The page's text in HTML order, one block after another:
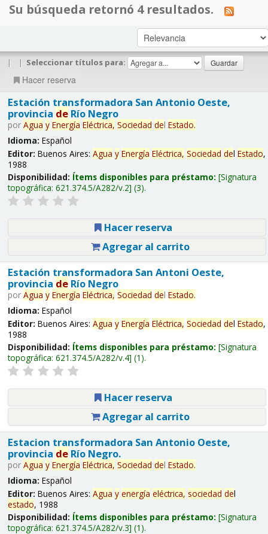
Su búsqueda retornó 4 resultados.
| | Seleccionar títulos para:
Hacer reserva
Estación transformadora San Antonio Oeste,
provincia deRío Negro
por Agua y Energía Eléctrica, Sociedad del Estado.
Idioma: Español
Editor: Buenos Aires: Agua y Energía Eléctrica, Sociedad del Estado,
1988
Disponibilidad: Ítems disponibles para préstamo: Signatura
topográfica: 621.374.5/A282/v.2 (3).
Hacer reserva
Agregar al carrito
Estación transformadora San Antoni Oeste,
provincia deRío Negro
por Agua y Energía Eléctrica, Sociedad del Estado.
Idioma: Español
Editor: Buenos Aires: Agua y Energía Eléctrica, Sociedad del Estado,
1988
Disponibilidad: Ítems disponibles para préstamo: Signatura
topográfica: 621.374.5/A282/v.4 (1).
Hacer reserva
Agregar al carrito
Estacion transformadora San Antonio Oeste,
provincia deRío Negro.
por Agua y Energía Eléctrica, Sociedad del Estado.
Idioma: Español
Editor: Buenos Aires: Agua y energía eléctrica, sociedad del
estado, 1988
Disponibilidad: Ítems disponibles para préstamo: Signatura
topográfica: 621.374.5/A282/v.3 (1).